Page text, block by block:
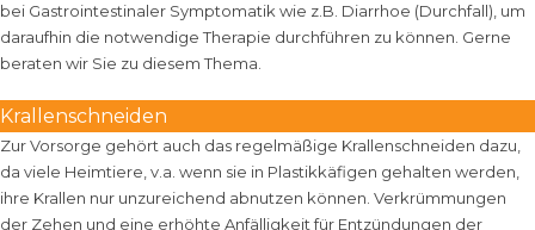
bei Gastrointestinaler Symptomatik wie z.B. Diarrhoe (Durchfall), um
daraufhin die notwendige Therapie durchführen zu können. Gerne
beraten wir Sie zu diesem Thema.
Krallenschneiden
Zur Vorsorge gehört auch das regelmäßige Krallenschneiden dazu,
da viele Heimtiere, v.a. wenn sie in Plastikkäfigen gehalten werden,
ihre Krallen nur unzureichend abnutzen können. Verkrümmungen
der Zehen und eine erhöhte Anfälligkeit für Entzündungen der